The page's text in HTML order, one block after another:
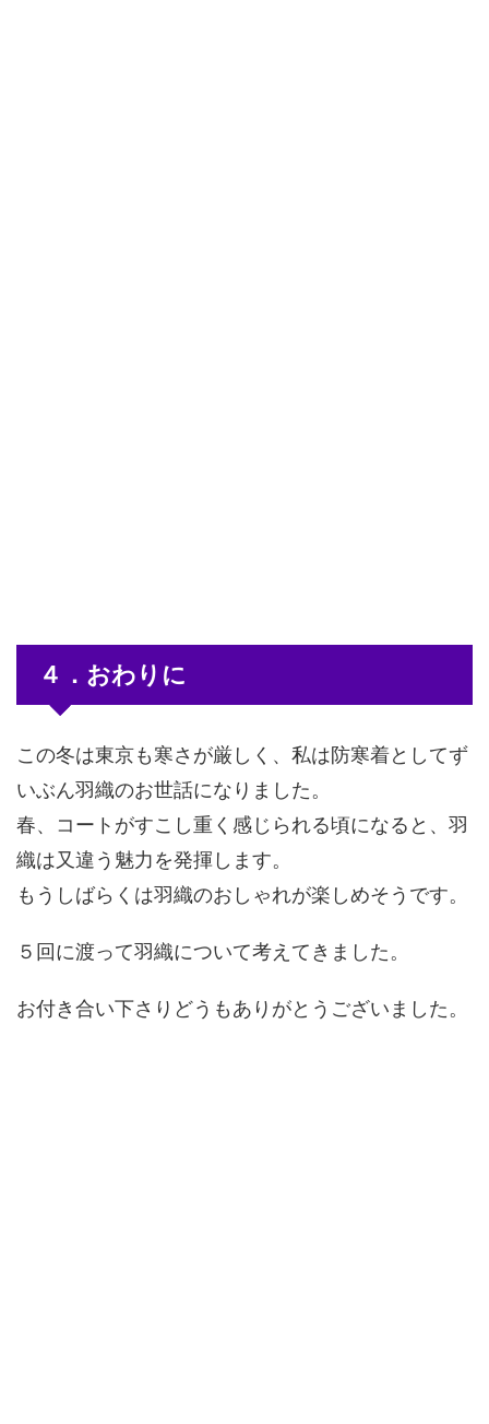
４．おわりに
この冬は東京も寒さが厳しく、私は防寒着としてず
いぶん羽織のお世話になりました。
春、コートがすこし重く感じられる頃になると、羽
織は又違う魅力を発揮します。
もうしばらくは羽織のおしゃれが楽しめそうです。
５回に渡って羽織について考えてきました。
お付き合い下さりどうもありがとうございました。